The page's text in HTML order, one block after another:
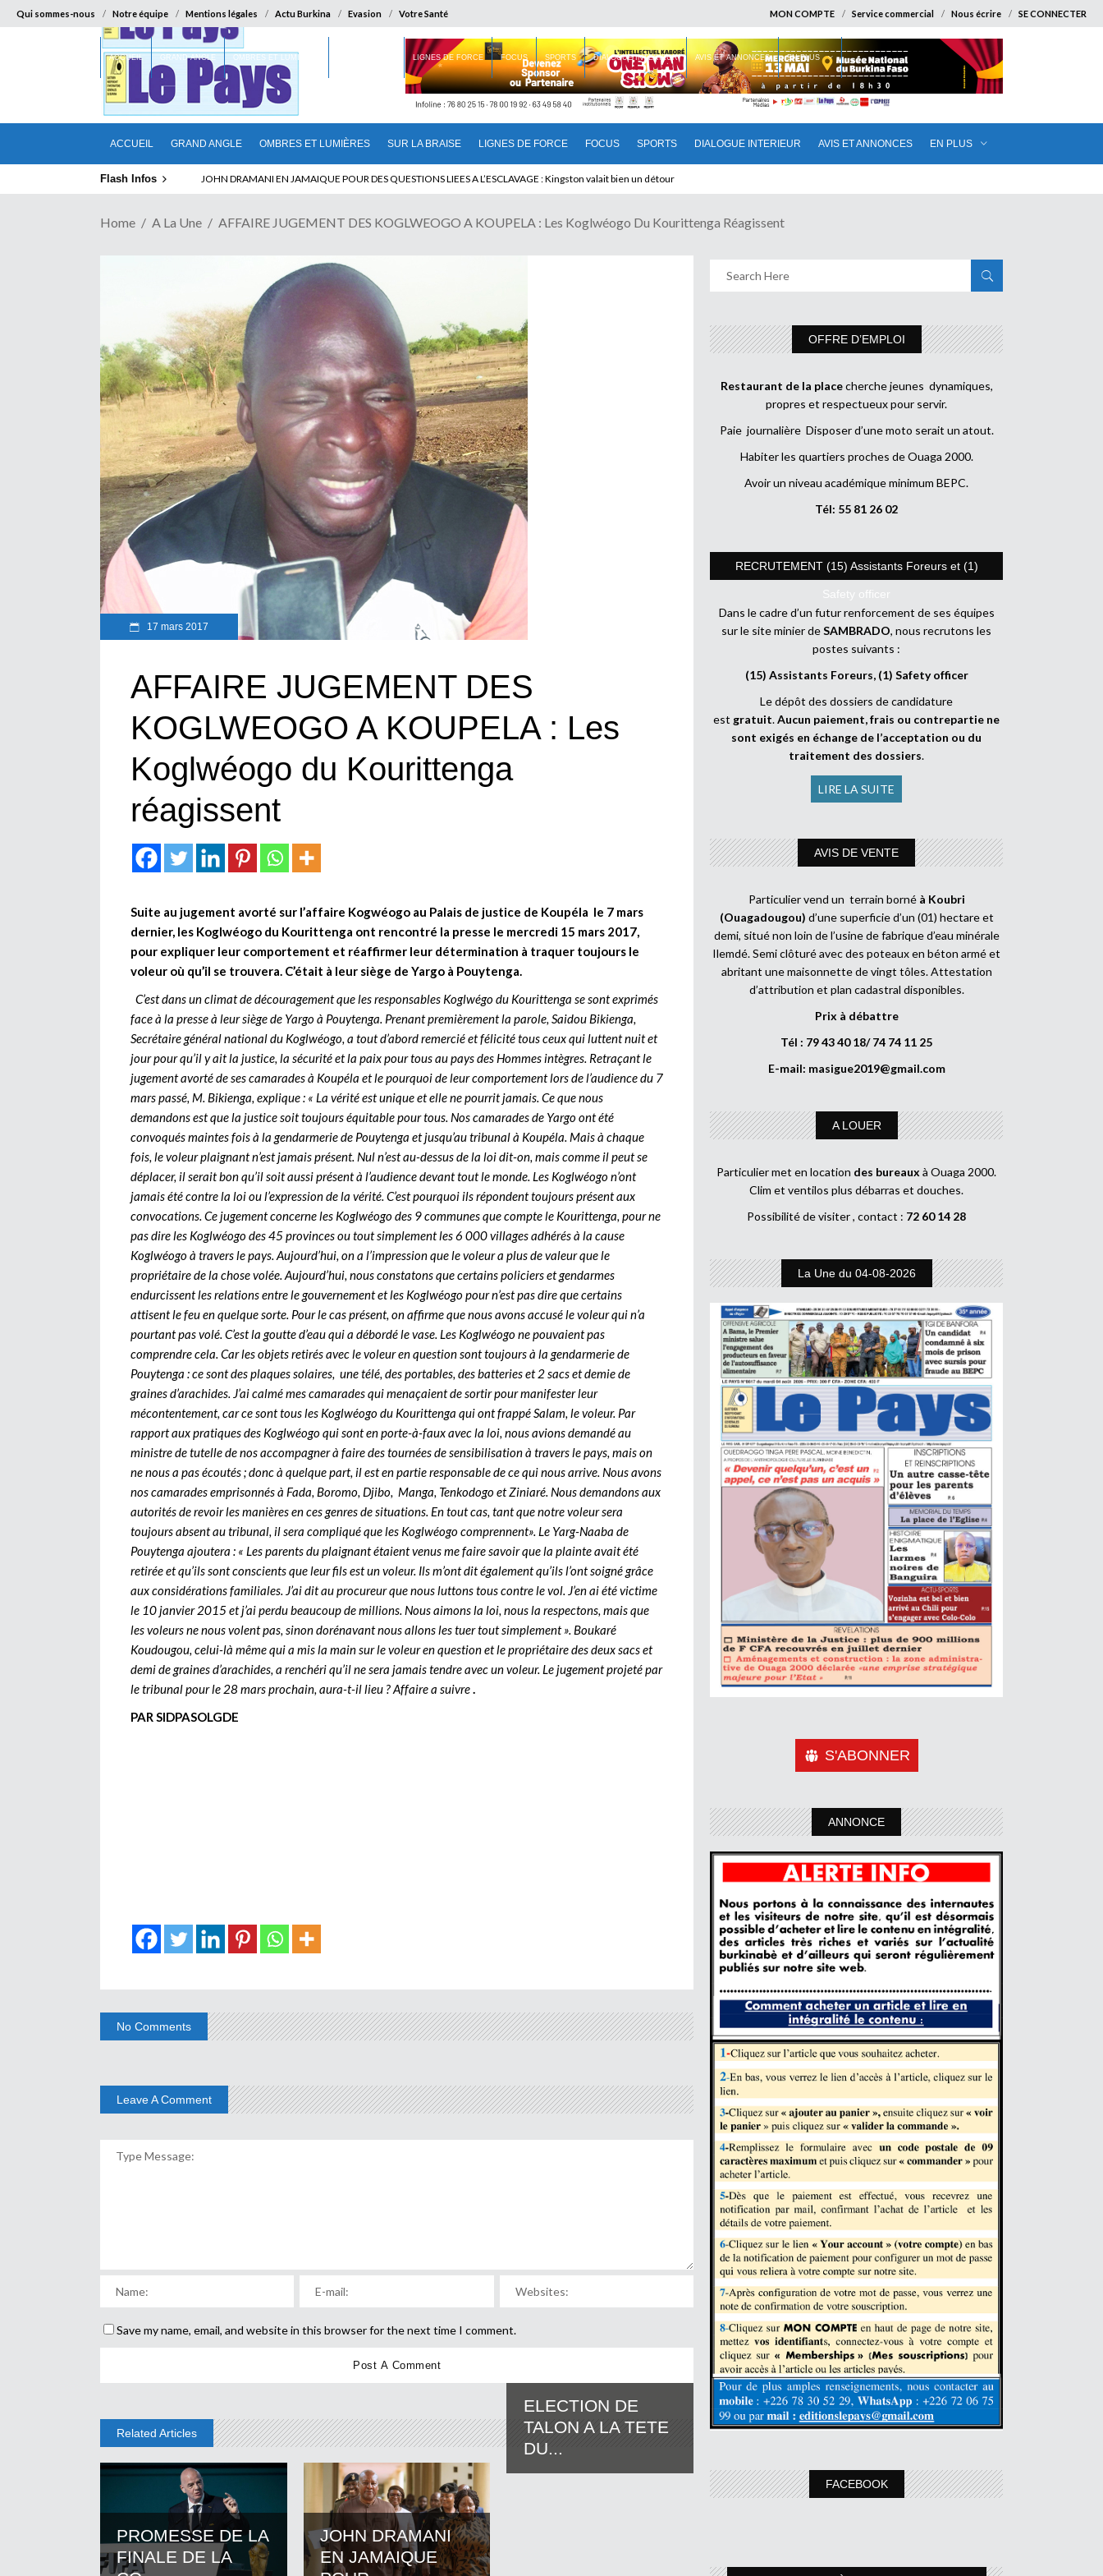
Qui sommes-nous Notre équipe Mentions légales Actu Burkina Evasion Votre Santé MON COMPTE Service commercial Nous écrire SE CONNECTER
ACCUEIL GRAND ANGLE OMBRES ET LUMIÈRES SUR LA BRAISE LIGNES DE FORCE FOCUS SPORTS DIALOGUE INTERIEUR AVIS ET ANNONCES EN PLUS
ACCUEIL GRAND ANGLE OMBRES ET LUMIÈRES LIGNES DE FORCE FOCUS SPORTS DIALOGUE INTERIEUR AVIS ET ANNONCES EN PLUS
Flash Infos ELECTION DE TALON A LA TETE DU SENAT BENINOIS : Quand Patrice quitte le pouvoir sans partir !
Home A La Une AFFAIRE JUGEMENT DES KOGLWEOGO A KOUPELA : Les Koglwéogo Du Kourittenga Réagissent
17 mars 2017
AFFAIRE JUGEMENT DES
KOGLWEOGO A KOUPELA : Les
Koglwéogo du Kourittenga
réagissent
Suite au jugement avorté sur l’affaire Kogwéogo au Palais de justice de Koupéla le 7 mars
dernier, les Koglwéogo du Kourittenga ont rencontré la presse le mercredi 15 mars 2017,
pour expliquer leur comportement et réaffirmer leur détermination à traquer toujours le
voleur où qu’il se trouvera. C’était à leur siège de Yargo à Pouytenga.
C’est dans un climat de découragement que les responsables Koglwégo du Kourittenga se sont exprimés
face à la presse à leur siège de Yargo à Pouytenga. Prenant premièrement la parole, Saidou Bikienga,
Secrétaire général national du Koglwéogo, a tout d’abord remercié et félicité tous ceux qui luttent nuit et
jour pour qu’il y ait la justice, la sécurité et la paix pour tous au pays des Hommes intègres. Retraçant le
jugement avorté de ses camarades à Koupéla et le pourquoi de leur comportement lors de l’audience du 7
mars passé, M. Bikienga, explique : « La vérité est unique et elle ne pourrit jamais. Ce que nous
demandons est que la justice soit toujours équitable pour tous. Nos camarades de Yargo ont été
convoqués maintes fois à la gendarmerie de Pouytenga et jusqu’au tribunal à Koupéla. Mais à chaque
fois, le voleur plaignant n’est jamais présent. Nul n’est au-dessus de la loi dit-on, mais comme il peut se
déplacer, il serait bon qu’il soit aussi présent à l’audience devant tout le monde. Les Koglwéogo n’ont
jamais été contre la loi ou l’expression de la vérité. C’est pourquoi ils répondent toujours présent aux
convocations. Ce jugement concerne les Koglwéogo des 9 communes que compte le Kourittenga, pour ne
pas dire les Koglwéogo des 45 provinces ou tout simplement les 6 000 villages adhérés à la cause
Koglwéogo à travers le pays. Aujourd’hui, on a l’impression que le voleur a plus de valeur que le
propriétaire de la chose volée. Aujourd’hui, nous constatons que certains policiers et gendarmes
endurcissent les relations entre le gouvernement et les Koglwéogo pour n’est pas dire que certains
attisent le feu en quelque sorte. Pour le cas présent, on affirme que nous avons accusé le voleur qui n’a
pourtant pas volé. C’est la goutte d’eau qui a débordé le vase. Les Koglwéogo ne pouvaient pas
comprendre cela. Car les objets retirés avec le voleur en question sont toujours à la gendarmerie de
Pouytenga : ce sont des plaques solaires, une télé, des portables, des batteries et 2 sacs et demie de
graines d’arachides. J’ai calmé mes camarades qui menaçaient de sortir pour manifester leur
mécontentement, car ce sont tous les Koglwéogo du Kourittenga qui ont frappé Salam, le voleur. Par
rapport aux pratiques des Koglwéogo qui sont en porte-à-faux avec la loi, nous avions demandé au
ministre de tutelle de nos accompagner à faire des tournées de sensibilisation à travers le pays, mais on
ne nous a pas écoutés ; donc à quelque part, il est en partie responsable de ce qui nous arrive. Nous avons
nos camarades emprisonnés à Fada, Boromo, Djibo, Manga, Tenkodogo et Ziniaré. Nous demandons aux
autorités de revoir les manières en ces genres de situations. En tout cas, tant que notre voleur sera
toujours absent au tribunal, il sera compliqué que les Koglwéogo comprennent». Le Yarg-Naaba de
Pouytenga ajoutera : « Les parents du plaignant étaient venus me faire savoir que la plainte avait été
retirée et qu’ils sont conscients que leur fils est un voleur. Ils m’ont dit également qu’ils l’ont soigné grâce
aux considérations familiales. J’ai dit au procureur que nous luttons tous contre le vol. J’en ai été victime
le 10 janvier 2015 et j’ai perdu beaucoup de millions. Nous aimons la loi, nous la respectons, mais que
les voleurs ne nous volent pas, sinon dorénavant nous allons les tuer tout simplement ». Boukaré
Koudougou, celui-là même qui a mis la main sur le voleur en question et le propriétaire des deux sacs et
demi de graines d’arachides, a renchéri qu’il ne sera jamais tendre avec un voleur. Le jugement projeté par
le tribunal pour le 28 mars prochain, aura-t-il lieu ? Affaire a suivre.
PAR SIDPASOLGDE
No Comments
Leave A Comment
Save my name, email, and website in this browser for the next time I comment.
Related Articles
PROMESSE DE LA
FINALE DE LA
JOHN DRAMANI
EN JAMAIQUE
ELECTION DE
TALON A LA TETE
DU...
OFFRE D’EMPLOI
Restaurant de la placecherche jeunes dynamiques,
propres et respectueux pour servir.
Paie journalière Disposer d’une moto serait un atout.
Habiter les quartiers proches de Ouaga 2000.
Avoir un niveau académique minimum BEPC.
Tél: 55 81 26 02
RECRUTEMENT (15) Assistants Foreurs et (1)
Safety officer
Dans le cadre d’un futur renforcement de ses équipes
sur le site minier deSAMBRADO, nous recrutons les
postes suivants :
(15) Assistants Foreurs, (1) Safety officer
Le dépôt des dossiers de candidature
est gratuit.Aucun paiement, frais ou contrepartie ne
sont exigés en échange de l’acceptation ou du
traitement des dossiers.
LIRE LA SUITE
AVIS DE VENTE
Particulier vend un terrain borné à Koubri
(Ouagadougou) d’une superficie d’un (01) hectare et
demi, situé non loin de l’usine de fabrique d’eau minérale
Ilemdé. Semi clôturé avec des poteaux en béton armé et
abritant une maisonnette de vingt tôles. Attestation
d’attribution et plan cadastral disponibles.
Prix à débattre
Tél : 79 43 40 18/ 74 74 11 25
E-mail: masigue2019@gmail.com
A LOUER
Particulier met en location des bureaux à Ouaga 2000.
Clim et ventilos plus débarras et douches.
Possibilité de visiter , contact : 72 60 14 28
La Une du 04-08-2026
S'ABONNER
ANNONCE
FACEBOOK